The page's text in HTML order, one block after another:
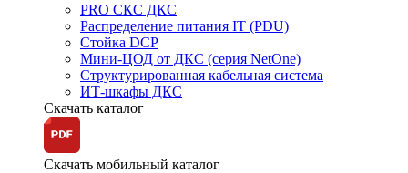
PRO СКС ДКС
Распределение питания IT (PDU)
Стойка DCP
Мини-ЦОД от ДКС (серия NetOne)
Структурированная кабельная система
ИТ-шкафы ДКС
Скачать каталог
Скачать мобильный каталог